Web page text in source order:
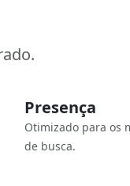
Presença
Otimizado para os
de busca.